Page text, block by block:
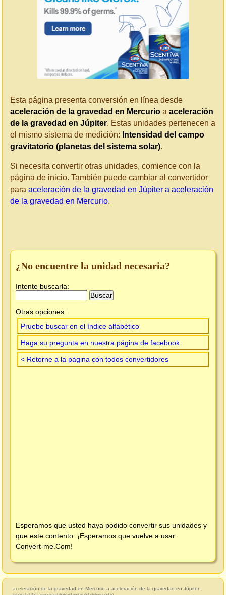
Esta página presenta conversión en línea desde
aceleración de la gravedad en Mercurio a aceleración
de la gravedad en Júpiter. Estas unidades pertenecen a
el mismo sistema de medición: Intensidad del campo
gravitatorio (planetas del sistema solar).
Si necesita convertir otras unidades, comience con la
página de inicio. También puede cambiar al convertidor
para aceleración de la gravedad en Júpiter a aceleración
de la gravedad en Mercurio.
¿No encuentre la unidad necesaria?
Intente buscarla:
Otras opciones:
Pruebe buscar en el índice alfabético
Haga su pregunta en nuestra página de facebook
< Retorne a la página con todos convertidores
Esperamos que usted haya podido convertir sus unidades y
que este contento. ¡Esperamos que vuelve a usar
Convert-me.Com!
aceleración de la gravedad en Mercurio a aceleración de la gravedad en Júpiter